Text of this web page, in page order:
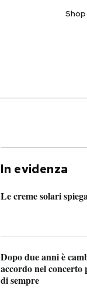
Shop
In evidenza
Le creme solari
Dopo due anni è
accordo nel concerto
di sempre